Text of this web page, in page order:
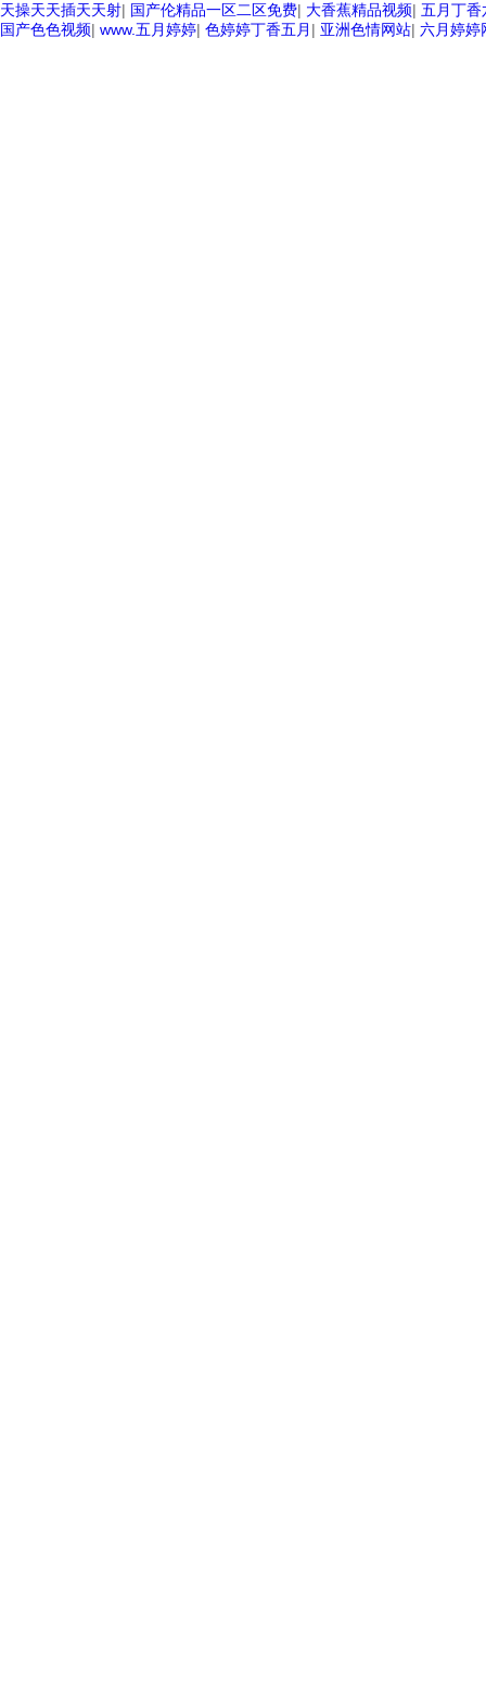
天操天天插天天射| 国产伦精品一区二区免费| 大香蕉精品视频| 五月丁香
国产色色视频| www.五月婷婷| 色婷婷丁香五月 | 亚洲色情网站| 六月婷婷